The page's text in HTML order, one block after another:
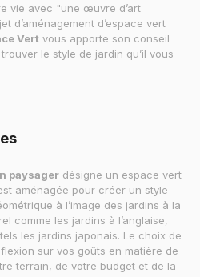
vie avec "une œuvre d’art
d’aménagement d’espace vert
Vert vous apporte son conseil
le style de jardin qu’il vous
paysager désigne un espace vert
aménagée pour créer un style
à l’image des jardins à la
comme les jardins à l’anglaise,
les jardins japonais. Le choix de
sur vos goûts en matière de
terrain, de votre budget et de la